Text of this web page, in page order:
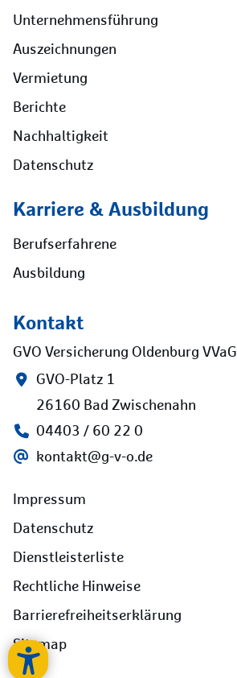
Unternehmensführung
Auszeichnungen
Vermietung
Berichte
Nachhaltigkeit
Datenschutz
Karriere & Ausbildung
Berufserfahrene
Ausbildung
Kontakt
GVO Versicherung Oldenburg VVaG
GVO-Platz 1
26160 Bad Zwischenahn
04403 / 60 22 0
kontakt@g-v-o.de
Impressum
Datenschutz
Dienstleisterliste
Rechtliche Hinweise
Barrierefreiheitserklärung
Sitemap